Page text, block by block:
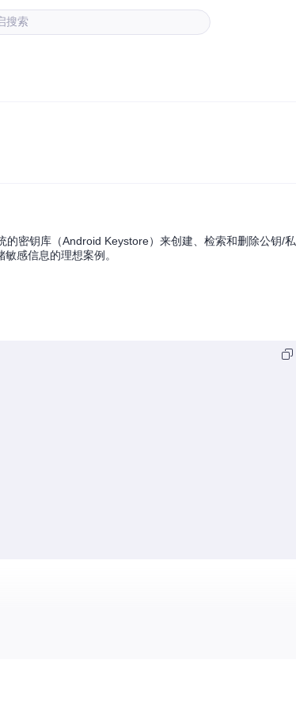
搜索
密钥库（Android Keystore）来创建、检索和删除公钥/私
感信息的理想案例。